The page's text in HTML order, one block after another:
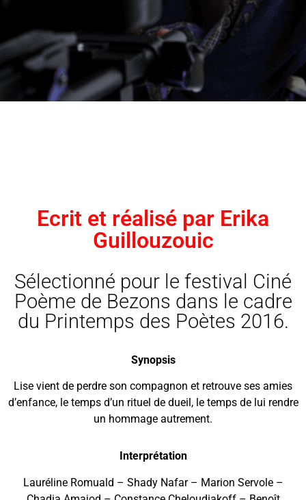
Ecrit et réalisé par Erika
Guillouzouic
Sélectionné pour le festival Ciné
Poème de Bezons dans le cadre
du Printemps des Poètes 2016.
Synopsis
Lise vient de perdre son compagnon et retrouve ses amies
d’enfance, le temps d’un rituel de dueil, le temps de lui rendre
un hommage autrement.
Interprétation
Lauréline Romuald – Shady Nafar – Marion Servole –